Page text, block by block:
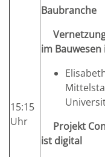
15:15
Uhr
Baubranche
im
Projekt
ist digital